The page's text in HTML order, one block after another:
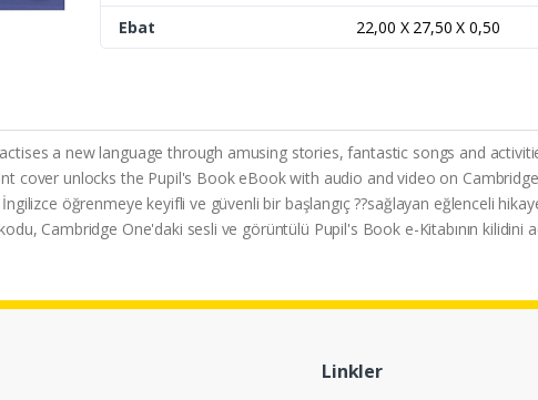
Ebat
22,00 X 27,50 X 0,50
a new language through amusing stories, fantastic songs and
cover unlocks the Pupil's Book eBook with audio and video on
öğrenmeye keyifli ve güvenli bir başlangıç ??sağlayan eğlenceli
Cambridge One'daki sesli ve görüntülü Pupil's Book e-Kitabının
Linkler